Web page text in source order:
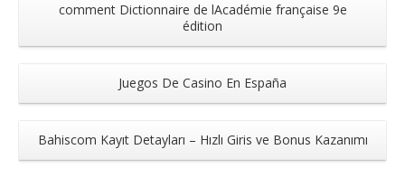
comment Dictionnaire de lAcadémie française 9e
édition
Juegos De Casino En España
Bahiscom Kayıt Detayları – Hızlı Giris ve Bonus Kazanımı